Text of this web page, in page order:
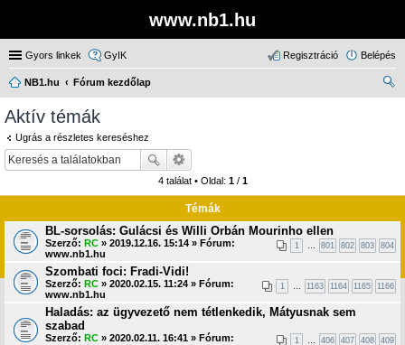
www.nb1.hu
Gyors linkek GyIK Belépés
Regisztráció
NB1.hu
Fórum kezdőlap
Aktív témák
Ugrás a részletes kereséshez
4 találat • Oldal: 1/ 1
Témák
BL-sorsolás: Gulácsi és Willi Orbán Mourinho ellen
1 801 802 803 804
Szerző: RC » 2019.12.16. 15:14 » Fórum:
www.nb1.hu
Szombati foci: Fradi-Vidi!
1 1163 1164 1165 1166
Szerző: RC » 2020.02.15. 11:24 » Fórum:
www.nb1.hu
Haladás: az ügyvezető nem tétlenkedik, Mátyusnak sem
szabad
1 406 407 408 409
Szerző: RC » 2020.02.11. 16:41 » Fórum: